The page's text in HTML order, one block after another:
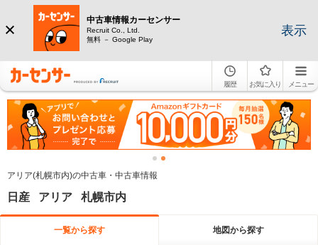
中古車情報カーセンサー
Recruit Co., Ltd.
無料 － Google Play
表示
履歴 お気に入り メニュー
アリア(札幌市内)の中古車・中古車情報
日産 アリア 札幌市内
一覧から探す 地図から探す